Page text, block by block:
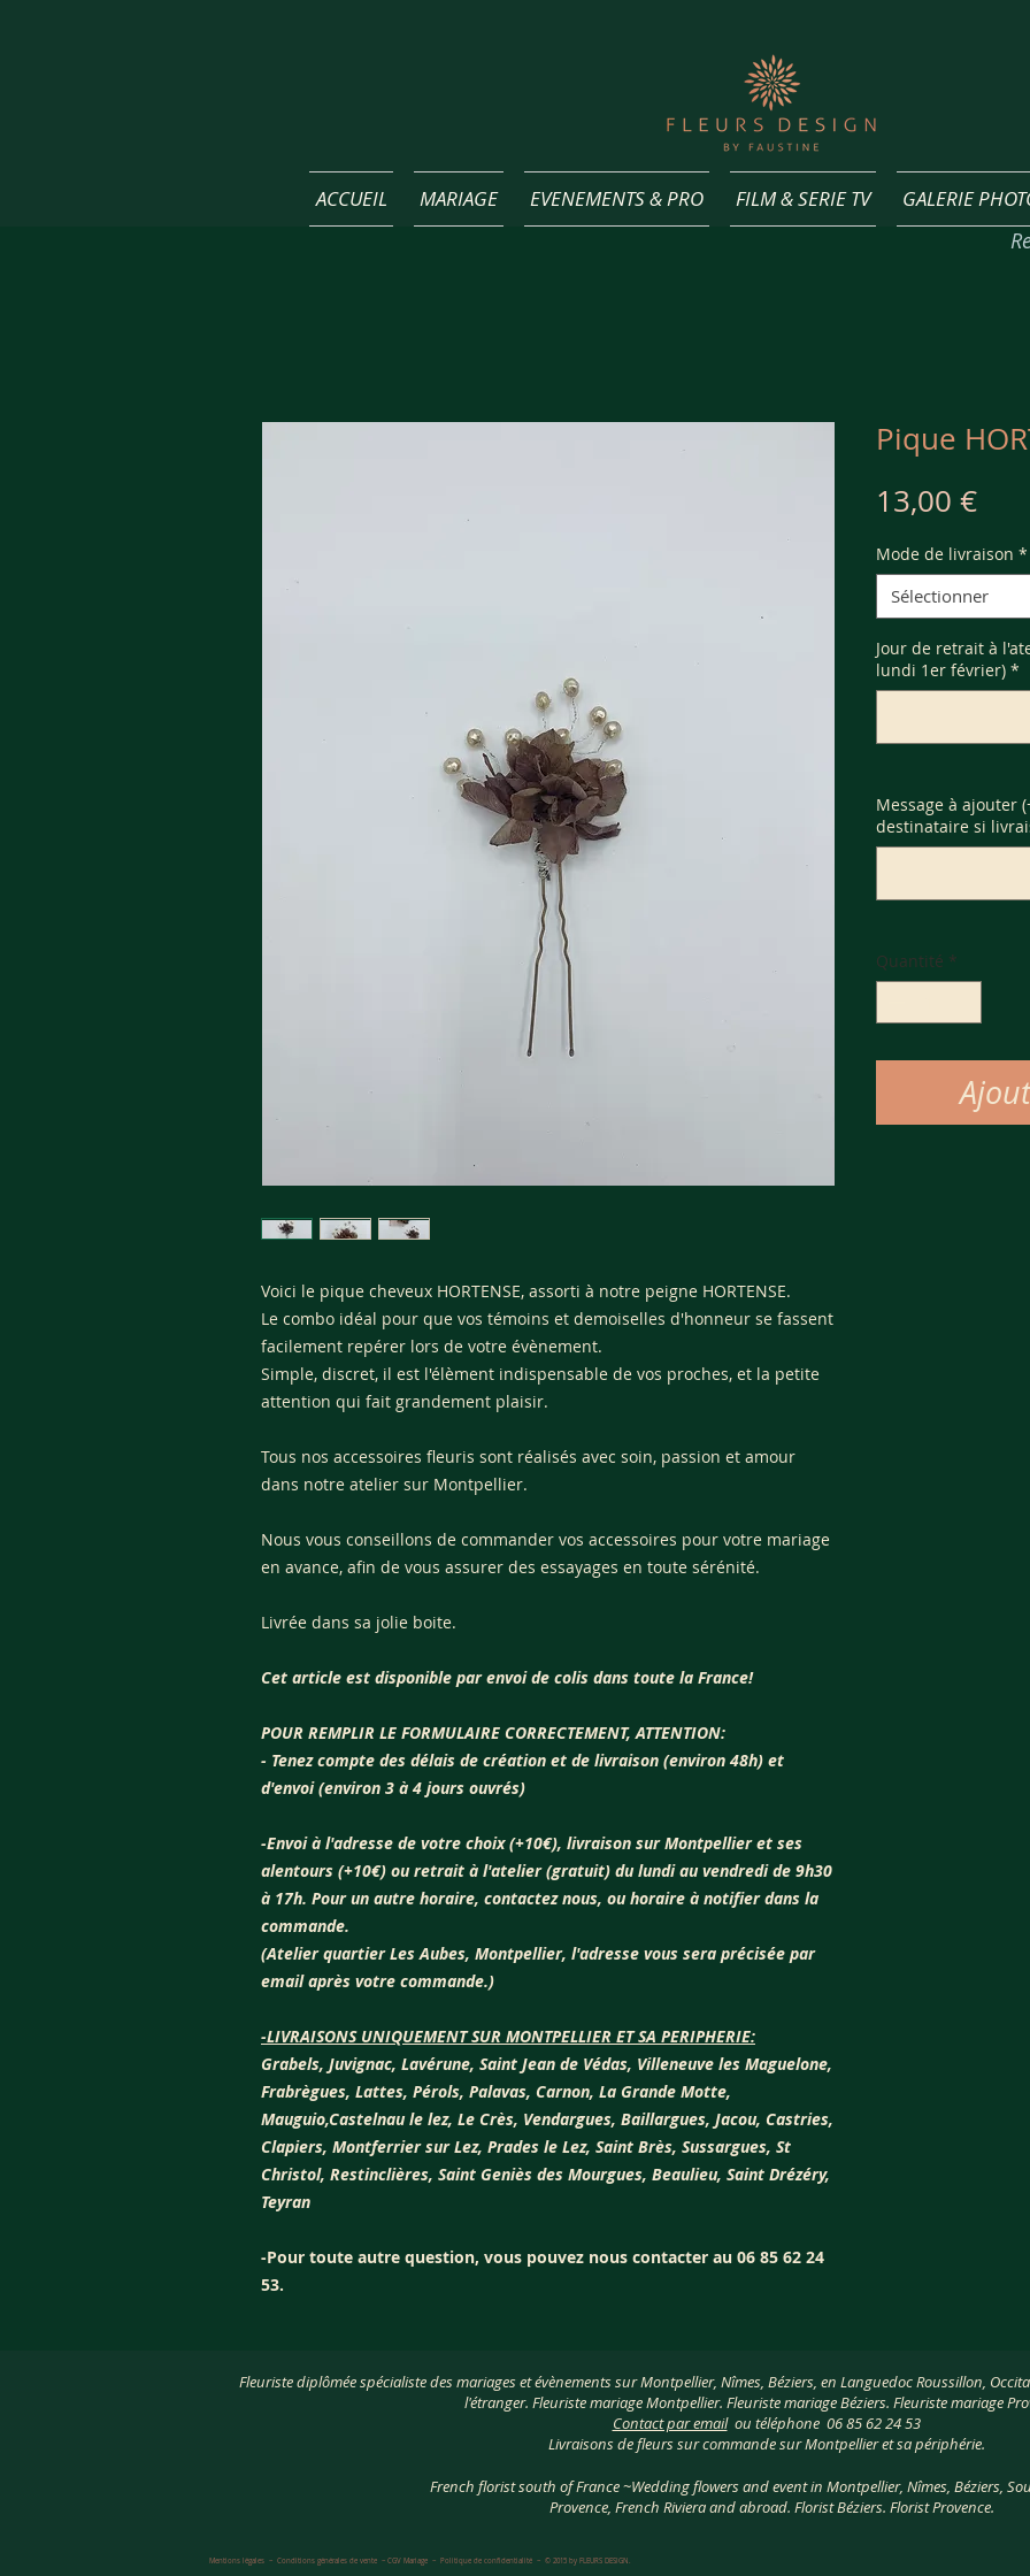
ACCUEIL MARIAGE EVENEMENTS & PRO FILM & SERIE TV GALERIE
Voici le pique cheveux HORTENSE, assorti à notre peigne HORTENSE.
Le combo idéal pour que vos témoins et demoiselles d'honneur se fassent
facilement repérer lors de votre évènement.
Simple, discret, il est l'élèment indispensable de vos proches, et la petite
attention qui fait grandement plaisir.
Tous nos accessoires fleuris sont réalisés avec soin, passion et amour
dans notre atelier sur Montpellier.
Nous vous conseillons de commander vos accessoires pour votre mariage
en avance, afin de vous assurer des essayages en toute sérénité.
Livrée dans sa jolie boite.
Cet article est disponible par envoi de colis dans toute la France!
POUR REMPLIR LE FORMULAIRE CORRECTEMENT, ATTENTION:
- Tenez compte des délais de création et de livraison (environ 48h) et
d'envoi (environ 3 à 4 jours ouvrés)
-Envoi à l'adresse de votre choix (+10€), livraison sur Montpellier et ses
alentours (+10€) ou retrait à l'atelier (gratuit) du lundi au vendredi de 9h30
à 17h. Pour un autre horaire, contactez nous, ou horaire à notifier dans la
commande.
(Atelier quartier Les Aubes, Montpellier, l'adresse vous sera précisée par
email après votre commande.)
-LIVRAISONS UNIQUEMENT SUR MONTPELLIER ET SA PERIPHERIE:
Grabels, Juvignac, Lavérune, Saint Jean de Védas, Villeneuve les Maguelone,
Frabrègues, Lattes, Pérols, Palavas, Carnon, La Grande Motte,
Mauguio,Castelnau le lez, Le Crès, Vendargues, Baillargues, Jacou, Castries,
Clapiers, Montferrier sur Lez, Prades le Lez, Saint Brès, Sussargues, St
Christol, Restinclières, Saint Geniès des Mourgues, Beaulieu, Saint Drézéry,
Teyran
-Pour toute autre question, vous pouvez nous contacter au 06 85 62 24
53.
Pique
13,00 €Prix
Mode de livraison *
Sélectionner
Jour de retrait à
lundi 1er février) *
Message à ajouter
destinataire si
Quantité *
Fleuriste diplômée spécialiste des mariages et évènements sur Montpellier, Nîmes, Béziers, en Languedoc Roussillon,
l'étranger. Fleuriste mariage Montpellier. Fleuriste mariage Béziers. Fleuriste mariage
Contact par emailou téléphone 06 85 62 24 53
Livraisons de fleurs sur commande sur Montpellier et sa périphérie.
French florist south of France ~Wedding flowers and event in Montpellier, Nîmes, Béziers,
Provence, French Riviera and abroad. Florist Béziers. Florist Provence.
Mentions légales ~ Conditions générales de vente ~ CGV Mariage ~ Politique de confidentialité ~ © 2015 by ​FLEURS DESIGN.